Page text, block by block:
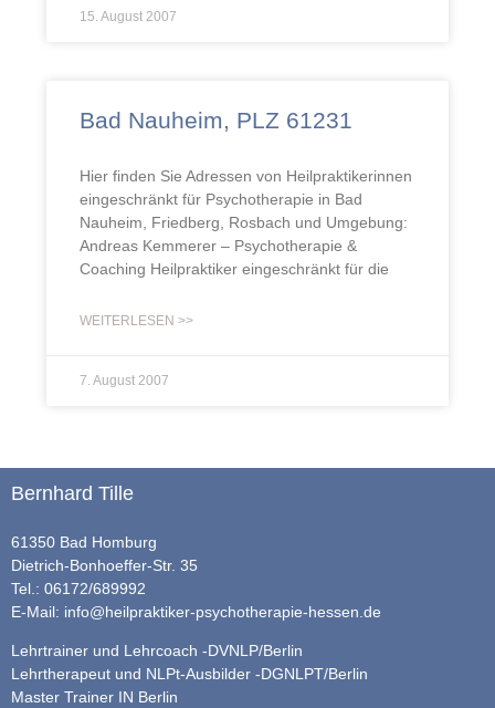
15. August 2007
Bad Nauheim, PLZ 61231
Hier finden Sie Adressen von Heilpraktikerinnen
eingeschränkt für Psychotherapie in Bad
Nauheim, Friedberg, Rosbach und Umgebung:
Andreas Kemmerer – Psychotherapie &
Coaching Heilpraktiker eingeschränkt für die
WEITERLESEN >>
7. August 2007
Bernhard Tille
61350 Bad Homburg
Dietrich-Bonhoeffer-Str. 35
Tel.: 06172/689992
E-Mail: info@heilpraktiker-psychotherapie-hessen.de
Lehrtrainer und Lehrcoach -DVNLP/Berlin
Lehrtherapeut und NLPt-Ausbilder -DGNLPT/Berlin
Master Trainer IN Berlin